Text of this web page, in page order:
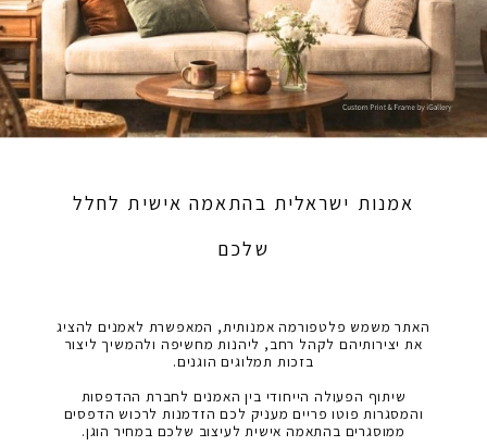
אימייל*
אמנות ישראלית בהתאמה אישית לחלל
שלכם
האתר משמש פלטפורמה אמנותית, המאפשרת לאמנים להציג
את יצירותיהם לקהל רחב, ליהנות מחשיפה ולהמשיך ליצור
בזכות תמלוגים הוגנים.
שיתוף הפעולה הייחודי בין האמנים לחברת ההדפסות
והמסגרות פוטו פריים מעניק לכם הזדמנות לרכוש הדפסים
ממוסגרים בהתאמה אישית לעיצוב שלכם במחיר הוגן.
שם משפחה
פרטי התחברות
בחר שם משתמש באנגלית בלבד